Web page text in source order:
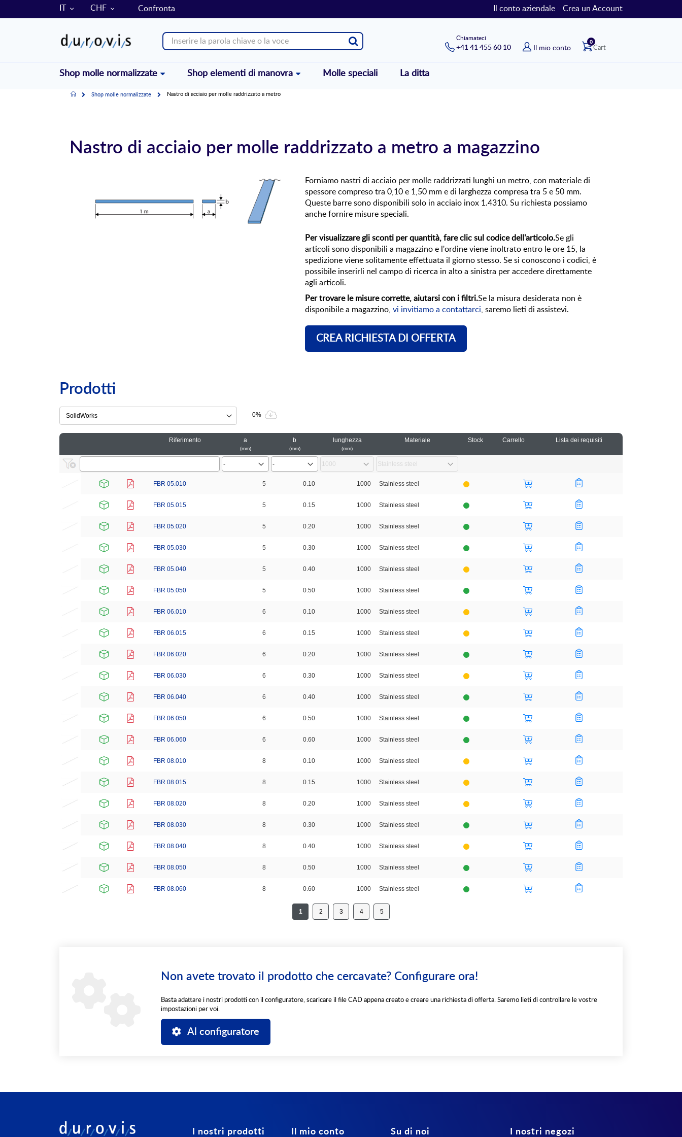
LINGUA VALUTA
CHF Confronta Il conto aziendale Crea un Account
Chiamateci
+41 41 455 60 10 Il mio conto Cart
0elementi
Shop molle normalizzate Shop elementi di manovra Molle speciali La ditta
HomeShop molle normalizzate Nastro di acciaio per molle raddrizzato a metro
Nastro di acciaio per molle raddrizzato a metro a magazzino
Forniamo nastri di acciaio per molle raddrizzati lunghi un metro, con materiale di
spessore compreso tra 0,10 e 1,50 mm e di larghezza compresa tra 5 e 50 mm.
Queste barre sono disponibili solo in acciaio inox 1.4310. Su richiesta possiamo
anche fornire misure speciali.
Per visualizzare gli sconti per quantità, fare clic sul codice dell'articolo.Se gli
articoli sono disponibili a magazzino e l'ordine viene inoltrato entro le ore 15, la
spedizione viene solitamente effettuata il giorno stesso. Se si conoscono i codici, è
possibile inserirli nel campo di ricerca in alto a sinistra per accedere direttamente
agli articoli.
Per trovare le misure corrette, aiutarsi con i filtri.Se la misura desiderata non è
disponibile a magazzino,vi invitiamo a contattarci, saremo lieti di assistevi.
CREA RICHIESTA DI OFFERTA
Prodotti
0%
Riferimento a
mm
b
mm
lunghezza
mm
Materiale Stock Carrello Lista dei requisiti
FBR 05.010 5 0.10 1000 Stainless steel
FBR 05.015 5 0.15 1000 Stainless steel
FBR 05.020 5 0.20 1000 Stainless steel
FBR 05.030 5 0.30 1000 Stainless steel
FBR 05.040 5 0.40 1000 Stainless steel
FBR 05.050 5 0.50 1000 Stainless steel
FBR 06.010 6 0.10 1000 Stainless steel
FBR 06.015 6 0.15 1000 Stainless steel
FBR 06.020 6 0.20 1000 Stainless steel
FBR 06.030 6 0.30 1000 Stainless steel
FBR 06.040 6 0.40 1000 Stainless steel
FBR 06.050 6 0.50 1000 Stainless steel
FBR 06.060 6 0.60 1000 Stainless steel
FBR 08.010 8 0.10 1000 Stainless steel
FBR 08.015 8 0.15 1000 Stainless steel
FBR 08.020 8 0.20 1000 Stainless steel
FBR 08.030 8 0.30 1000 Stainless steel
FBR 08.040 8 0.40 1000 Stainless steel
FBR 08.050 8 0.50 1000 Stainless steel
FBR 08.060 8 0.60 1000 Stainless steel
1 2 3 4 5
Non avete trovato il prodotto che cercavate? Configurare ora!
Basta adattare i nostri prodotti con il configuratore, scaricare il file CAD appena creato e creare una richiesta di offerta. Saremo lieti di controllare le vostre
impostazioni per voi.
Al configuratore
I nostri prodotti Il mio conto Su di noi I nostri negozi